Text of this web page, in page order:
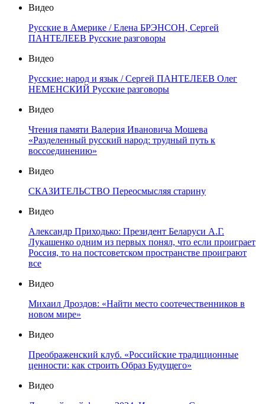
Видео
Русские в Америке / Елена БРЭНСОН, Сергей
ПАНТЕЛЕЕВ Русские разговоры
Видео
Русские: народ и язык / Сергей ПАНТЕЛЕЕВ Олег
НЕМЕНСКИЙ Русские разговоры
Видео
Чтения памяти Валерия Ивановича Мошева
«Разделенный русский народ: трудный путь к
воссоединению»
Видео
СКАЗИТЕЛЬСТВО Переосмысляя старину
Видео
Александр Приходько: Президент Беларуси А.Г.
Лукашенко одним из первых понял, что если проиграет
Россия, то на постсоветском пространстве проиграют
все
Видео
Михаил Дроздов: «Найти место соотечественников в
новом мире»
Видео
Преображенский клуб. «Российские традиционные
ценности: как строить Образ Будущего»
Видео